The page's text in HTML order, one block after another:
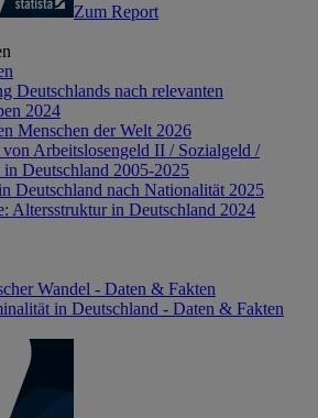
Zum Report
Deutschlands nach relevanten
2024
Menschen der Welt 2026
Arbeitslosengeld II / Sozialgeld /
Deutschland 2005-2025
Deutschland nach Nationalität 2025
Altersstruktur in Deutschland 2024
Wandel - Daten & Fakten
in Deutschland - Daten & Fakten